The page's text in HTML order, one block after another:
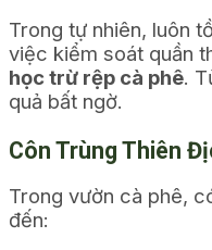
Trong tự nhiên, luôn
việc kiểm soát quần
học trừ rệp cà phê.
quả bất ngờ.
Côn Trùng Thiên
Trong vườn cà phê,
đến: